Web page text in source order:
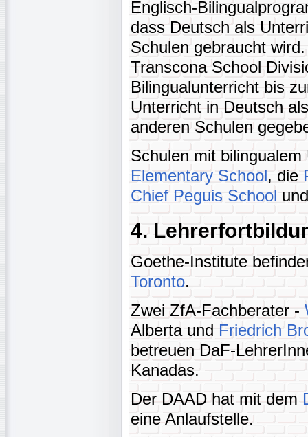
Englisch-
dass Deutsch als
Schulen gebraucht
Transcona School
Bilingualunterricht bis
Unterricht in Deutsch
anderen Schulen
Schulen mit
Elementary School, die
Chief Peguis School
4.
Goethe-Institute
Toronto.
Zwei ZfA-Fachberater -
Alberta und Friedrich
betreuen DaF-
Kanadas.
Der DAAD hat mit dem
eine Anlaufstelle.